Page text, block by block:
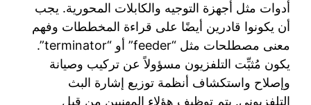
أدوات مثل أجهزة التوجيه والكابلات المحورية. يجب
أن يكونوا قادرين أيضًا على قراءة المخططات وفهم
معنى مصطلحات مثل “feeder” أو “terminator”.
يكون مُثبِّت التلفزيون مسؤولاً عن تركيب وصيانة
وإصلاح واستكشاف أنظمة توزيع إشارة البث
التلفزيوني. يتم توظيف هؤلاء المهنيين من قبل